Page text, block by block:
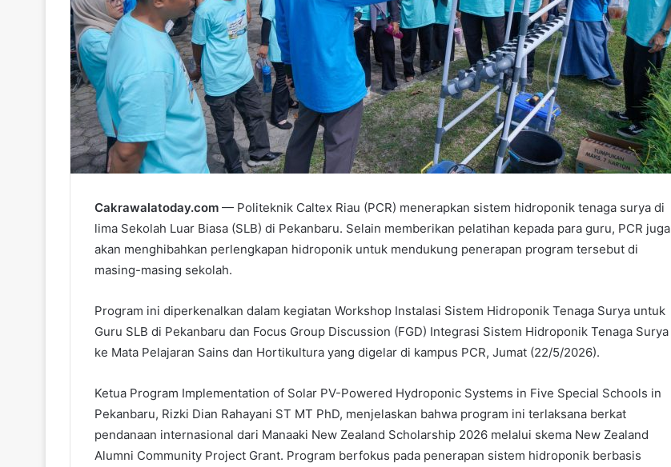
Cakrawalatoday.com — Politeknik Caltex Riau (PCR) menerapkan sistem hidroponik tenaga surya di
lima Sekolah Luar Biasa (SLB) di Pekanbaru. Selain memberikan pelatihan kepada para guru, PCR juga
akan menghibahkan perlengkapan hidroponik untuk mendukung penerapan program tersebut di
masing-masing sekolah.
Program ini diperkenalkan dalam kegiatan Workshop Instalasi Sistem Hidroponik Tenaga Surya untuk
Guru SLB di Pekanbaru dan Focus Group Discussion (FGD) Integrasi Sistem Hidroponik Tenaga Surya
ke Mata Pelajaran Sains dan Hortikultura yang digelar di kampus PCR, Jumat (22/5/2026).
Ketua Program Implementation of Solar PV-Powered Hydroponic Systems in Five Special Schools in
Pekanbaru, Rizki Dian Rahayani ST MT PhD, menjelaskan bahwa program ini terlaksana berkat
pendanaan internasional dari Manaaki New Zealand Scholarship 2026 melalui skema New Zealand
Alumni Community Project Grant. Program berfokus pada penerapan sistem hidroponik berbasis